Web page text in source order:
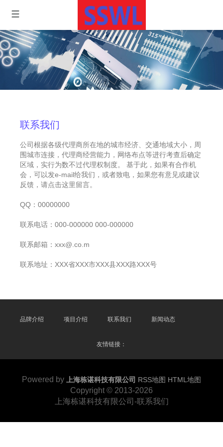
联系我们
公司根据各级代理商所在地的城市经济、交通地域大小，周
围城市连接，代理商经营能力，网络布点等进行考查后确定
区域，实行为数不过代理权制度。 基于此，如果有合作机
会，可以发e-mail给我们，或者致电，如果您有意见或建议
反馈，请点击这里留言。
QQ：00000000
联系电话：000-000000 000-000000
联系邮箱：xxx@.co.m
联系地址：XXX省XXX市XXX县XXX路XXX号
品牌介绍 项目介绍 联系我们 新闻动态
友情链接：
Powered by 上海栋谌科技有限公司 RSS地图 HTML地图
Copyright © 2013-2026
上海栋谌科技有限公司-联系我们